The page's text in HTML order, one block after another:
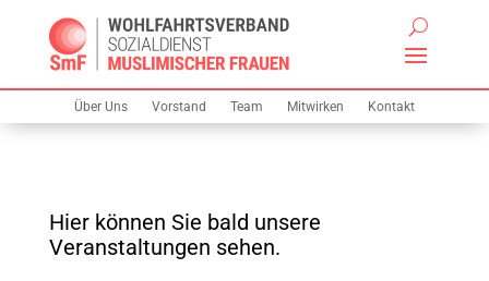
Über Uns Vorstand Team Mitwirken Kontakt
Hier können Sie bald unsere
Veranstaltungen sehen.